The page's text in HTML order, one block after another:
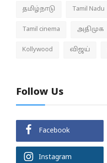
தமிழ்நாடு Tamil Nadu
Tamil cinema அதிமுக
Kollywood விஜய்
Follow Us
Facebook
Instagram